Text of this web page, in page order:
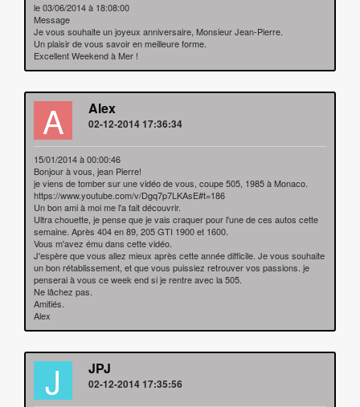
le 03/06/2014 à 18:08:00
Message
Je vous souhaite un joyeux anniversaire, Monsieur Jean-Pierre.
Un plaisir de vous savoir en meilleure forme.
Excellent Weekend à Mer !
A Alex
02-12-2014 17:36:34
15/01/2014 à 00:00:46
Bonjour à vous, jean Pierre!
je viens de tomber sur une vidéo de vous, coupe 505, 1985 à Monaco.
https://www.youtube.com/v/Dgq7p7LKAsE#t=186
Un bon ami à moi me l'a fait découvrir.
Ultra chouette, je pense que je vais craquer pour l'une de ces autos cette
semaine. Après 404 en 89, 205 GTI 1900 et 1600.
Vous m'avez ému dans cette vidéo.
J'espère que vous allez mieux après cette année difficile. Je vous souhaite
un bon rétablissement, et que vous puissiez retrouver vos passions. je
penserai à vous ce week end si je rentre avec la 505.
Ne lâchez pas.
Amitiés.
Alex
J JPJ
02-12-2014 17:35:56